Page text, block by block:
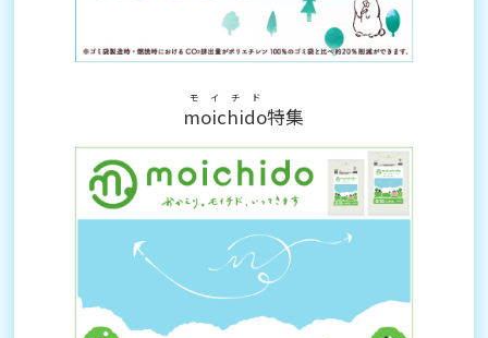
moichido
モイチド
特集